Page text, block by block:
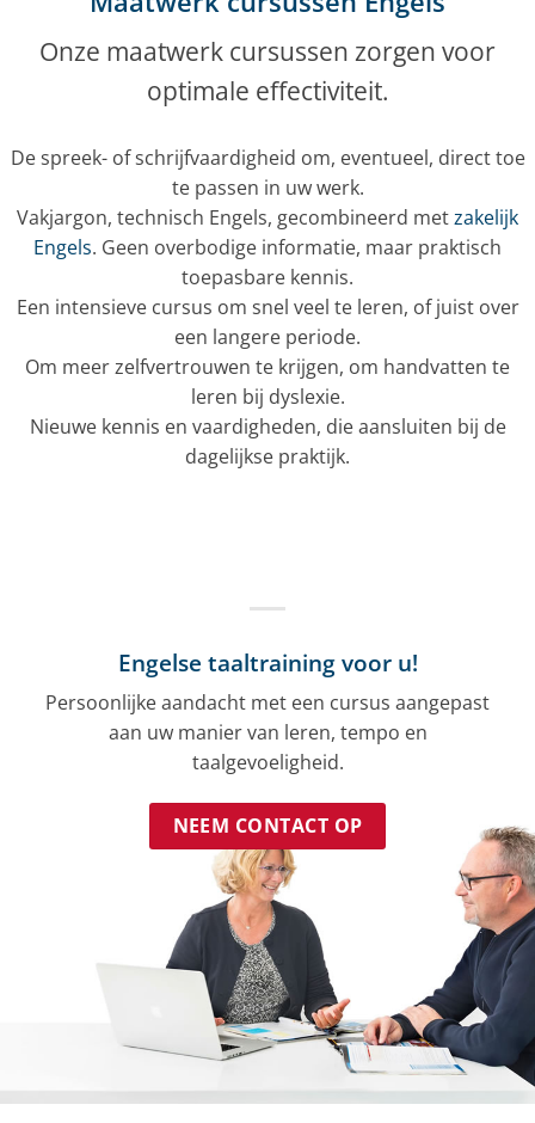
Onze maatwerk cursussen zorgen voor
optimale effectiviteit.
De spreek- of schrijfvaardigheid om, eventueel, direct toe
te passen in uw werk.
Vakjargon, technisch Engels, gecombineerd metzakelijk
Engels. Geen overbodige informatie, maar praktisch
toepasbare kennis.
Een intensieve cursus om snel veel te leren, of juist over
een langere periode.
Om meer zelfvertrouwen te krijgen, om handvatten te
leren bij dyslexie.
Nieuwe kennis en vaardigheden, die aansluiten bij de
dagelijkse praktijk.
Engelse taaltraining voor u!
Persoonlijke aandacht met een cursus aangepast
aan uw manier van leren, tempo en
taalgevoeligheid.
NEEM CONTACT OP